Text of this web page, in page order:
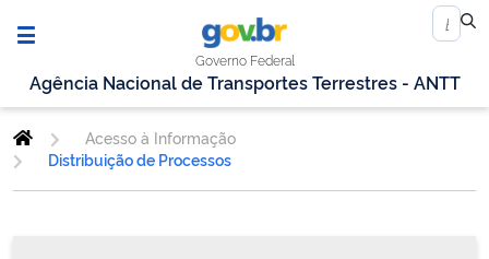
Governo Federal
Agência Nacional de Transportes Terrestres - ANTT
Acesso à Informação
Distribuição de Processos